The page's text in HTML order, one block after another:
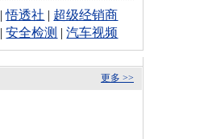
|悟透社 | 超级经销商
|安全检测 |汽车视频
更多 >>